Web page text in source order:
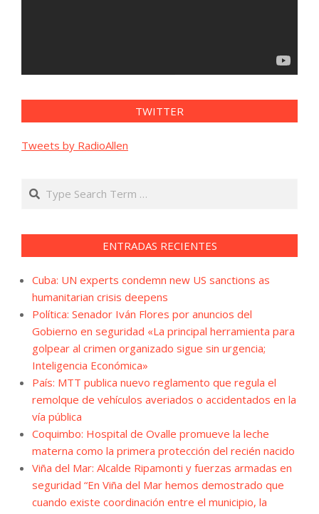
TWITTER
Tweets by RadioAllen
Search
ENTRADAS RECIENTES
Cuba: UN experts condemn new US sanctions as
humanitarian crisis deepens
Política: Senador Iván Flores por anuncios del
Gobierno en seguridad «La principal herramienta para
golpear al crimen organizado sigue sin urgencia;
Inteligencia Económica»
País: MTT publica nuevo reglamento que regula el
remolque de vehículos averiados o accidentados en la
vía pública
Coquimbo: Hospital de Ovalle promueve la leche
materna como la primera protección del recién nacido
Viña del Mar: Alcalde Ripamonti y fuerzas armadas en
seguridad “En Viña del Mar hemos demostrado que
cuando existe coordinación entre el municipio, la